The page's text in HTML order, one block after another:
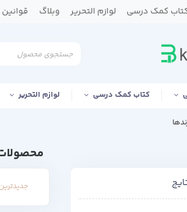
کمک درسی لوازم التحریر وبلاگ
کتاب کمک درسی لوازم التحریر